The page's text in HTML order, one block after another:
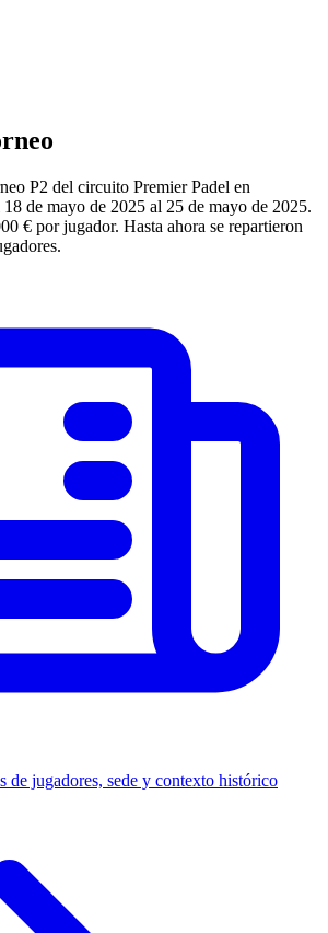
P2 del circuito Premier Padel en
de mayo de 2025 al 25 de mayo de 2025.
€ por jugador. Hasta ahora se repartieron
de jugadores, sede y contexto histórico